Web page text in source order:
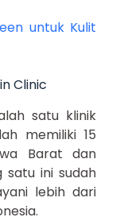
untuk Kulit
Clinic
satu klinik
memiliki 15
Barat dan
satu ini sudah
lebih dari